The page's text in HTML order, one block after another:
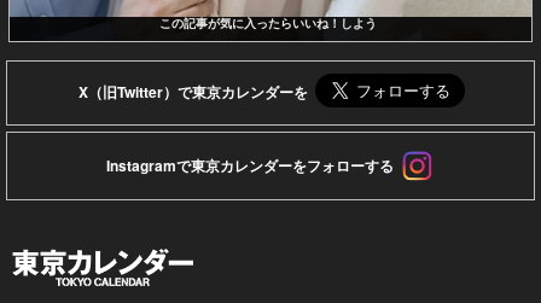
この記事が気に入ったらいいね！しよう
X（旧Twitter）で東京カレンダーを
Instagramで東京カレンダーをフォローする